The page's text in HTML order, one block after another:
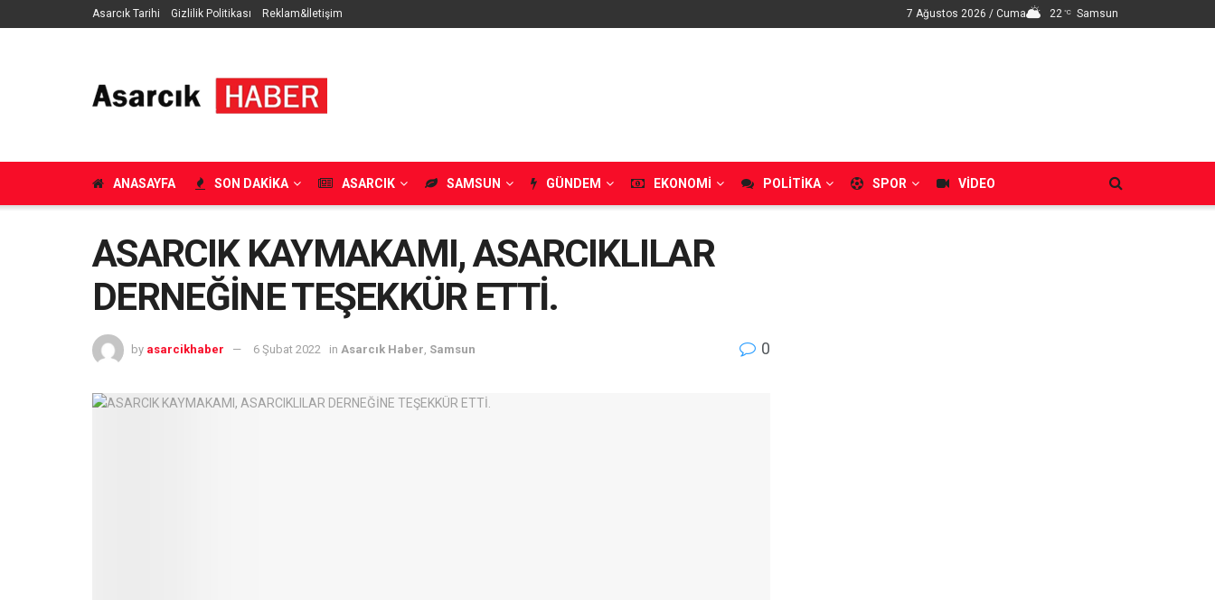
Asarcık Tarihi Gizlilik Politikası Reklam&İletişim 7 Ağustos 2026 / Cuma 22 °C Samsun
ANASAYFA SON DAKIKA ASARCIK SAMSUN GÜNDEM EKONOMI POLITIKA SPOR VIDEO
ASARCIK KAYMAKAMI, ASARCIKLILAR
DERNEĞİNE TEŞEKKÜR ETTİ.
by asarcikhaber 6 Şubat 2022 in Asarcık Haber Samsun 0